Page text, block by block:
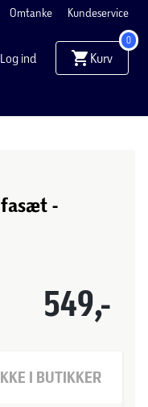
Omtanke Kundeservice
Log ind Kurv
0
-
549,-
I BUTIKKER